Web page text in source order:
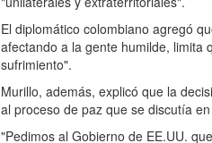
El diplomático colombiano agregó
afectando a la gente humilde, limita
sufrimiento".
Murillo, además, explicó que la
al proceso de paz que se discutía
"Pedimos al Gobierno de EE.UU.